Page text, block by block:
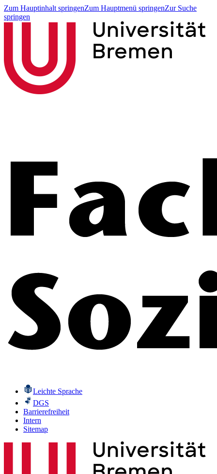
Zum Hauptinhalt springenZum Hauptmenü springenZur Suche
springen
Leichte Sprache
DGS
Barrierefreiheit
Intern
Sitemap